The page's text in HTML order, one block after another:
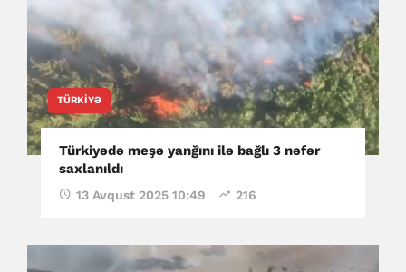
TÜRKIYƏ
Türkiyədə meşə yanğını ilə bağlı 3 nəfər
saxlanıldı
13 Avqust 2025 10:49 216